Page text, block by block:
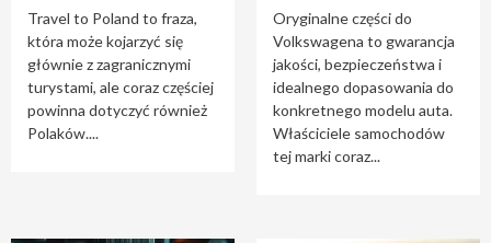
2
Oryginalne części do Volkswagena –
dlaczego warto je wybierać?
Cięcie laserem i frezowanie CNC –
Travel to Poland to fraza,
która może kojarzyć się
głównie z zagranicznymi
turystami, ale coraz częściej
powinna dotyczyć również
Polaków....
Oryginalne części do
Volkswagena to gwarancja
jakości, bezpieczeństwa i
idealnego dopasowania do
konkretnego modelu auta.
Właściciele samochodów
tej marki coraz...